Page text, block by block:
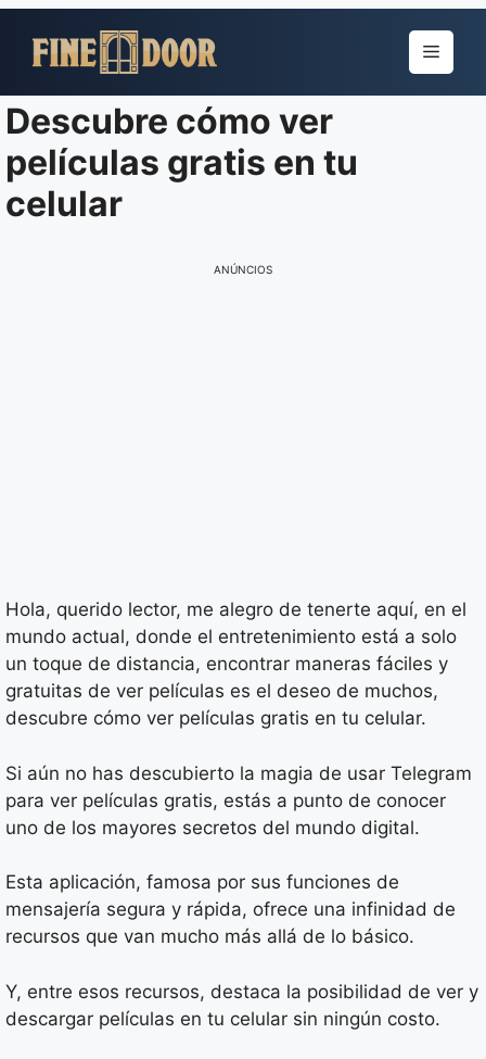
para
conteúdo
Menu
Descubre cómo ver
películas gratis en tu
celular
ANÚNCIOS
Hola, querido lector, me alegro de tenerte aquí, en el
mundo actual, donde el entretenimiento está a solo
un toque de distancia, encontrar maneras fáciles y
gratuitas de ver películas es el deseo de muchos,
descubre cómo ver películas gratis en tu celular.
Si aún no has descubierto la magia de usar Telegram
para ver películas gratis, estás a punto de conocer
uno de los mayores secretos del mundo digital.
Esta aplicación, famosa por sus funciones de
mensajería segura y rápida, ofrece una infinidad de
recursos que van mucho más allá de lo básico.
Y, entre esos recursos, destaca la posibilidad de ver y
descargar películas en tu celular sin ningún costo.